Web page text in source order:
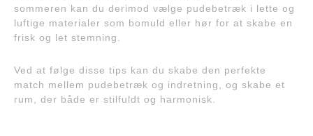
sommeren kan du derimod vælge pudebetræk i lette og
luftige materialer som bomuld eller hør for at skabe en
frisk og let stemning.
Ved at følge disse tips kan du skabe den perfekte
match mellem pudebetræk og indretning, og skabe et
rum, der både er stilfuldt og harmonisk.